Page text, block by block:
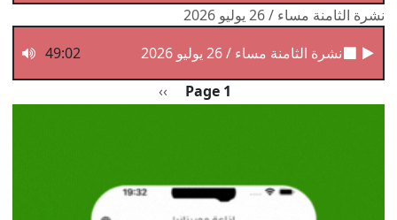
نشرة الثامنة مساء / 26 يوليو 2026
نشرة الثامنة مساء / 26 يوليو 2026
49:02
Page 1 الصفحة التالية
››